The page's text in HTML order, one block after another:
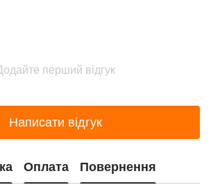
перший відгук
Написати відгук
Оплата Повернення